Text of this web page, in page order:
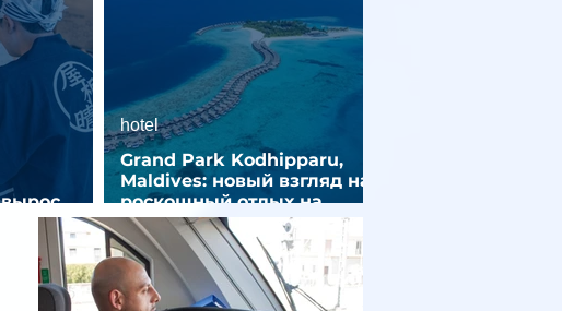
звезд
Grand Park Kodhipparu,
Maldives: новый взгляд на
роскошный отдых на
Мальдивах
hotel